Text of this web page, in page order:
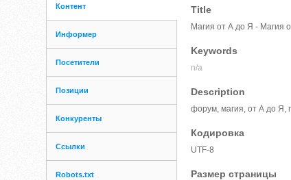
Контент
Информер
Посетители
Позиции
Конкуренты
Ссылки
Robots.txt
Title
Магия от А до Я - Магия
Keywords
n/a
Description
форум, магия, от А до Я,
Кодировка
UTF-8
Размер страницы